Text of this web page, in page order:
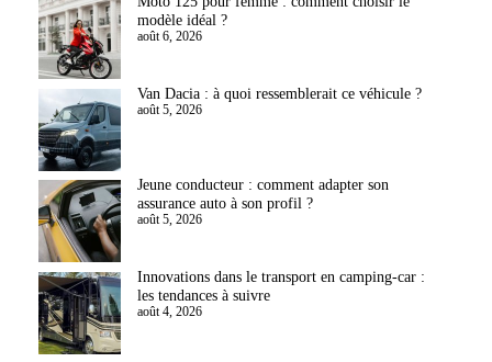
modèle idéal ?
août 6, 2026
Van Dacia : à quoi ressemblerait ce véhicule ?
août 5, 2026
Jeune conducteur : comment adapter son
assurance auto à son profil ?
août 5, 2026
Innovations dans le transport en camping-car :
les tendances à suivre
août 4, 2026